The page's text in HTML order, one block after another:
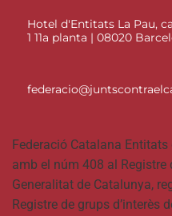
Hotel d'Entitats La Pau,
1 11a planta | 08020
Federació Catalana
amb el núm 408 al Registre
Generalitat de Catalunya,
Registre de grups d’interès